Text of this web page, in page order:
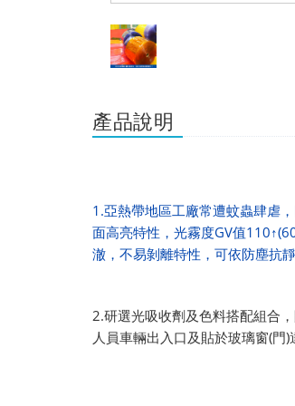
產品說明
1.亞熱帶地區工廠常遭蚊蟲肆虐
面高亮特性，光霧度GV值
澈，不易剝離特性，可依防塵抗
2.研選光吸收劑及色料搭配組合
人員車輛出入口及貼於玻璃窗(門)